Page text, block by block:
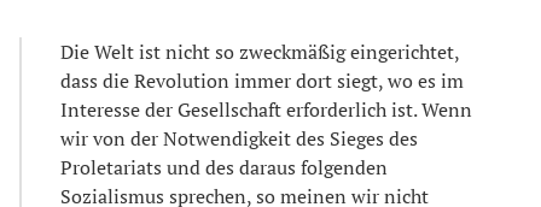
Die Welt ist nicht so zweckmäßig eingerichtet,
dass die Revolution immer dort siegt, wo es im
Interesse der Gesellschaft erforderlich ist. Wenn
wir von der Notwendigkeit des Sieges des
Proletariats und des daraus folgenden
Sozialismus sprechen, so meinen wir nicht